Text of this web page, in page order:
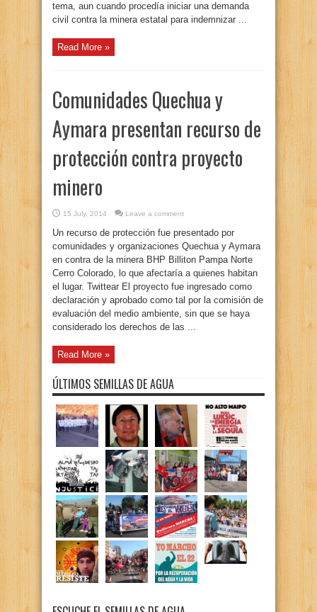
tema, aun cuando procedía iniciar una demanda
civil contra la minera estatal para indemnizar ...
Read More »
Comunidades Quechua y
Aymara presentan recurso de
protección contra proyecto
minero
15 July, 2014 Leave a comment
Un recurso de protección fue presentado por
comunidades y organizaciones Quechua y Aymara
en contra de la minera BHP Billiton Pampa Norte
Cerro Colorado, lo que afectaría a quienes habitan
el lugar. Twittear El proyecto fue ingresado como
declaración y aprobado como tal por la comisión de
evaluación del medio ambiente, sin que se haya
considerado los derechos de las ...
Read More »
ÚLTIMOS SEMILLAS DE AGUA